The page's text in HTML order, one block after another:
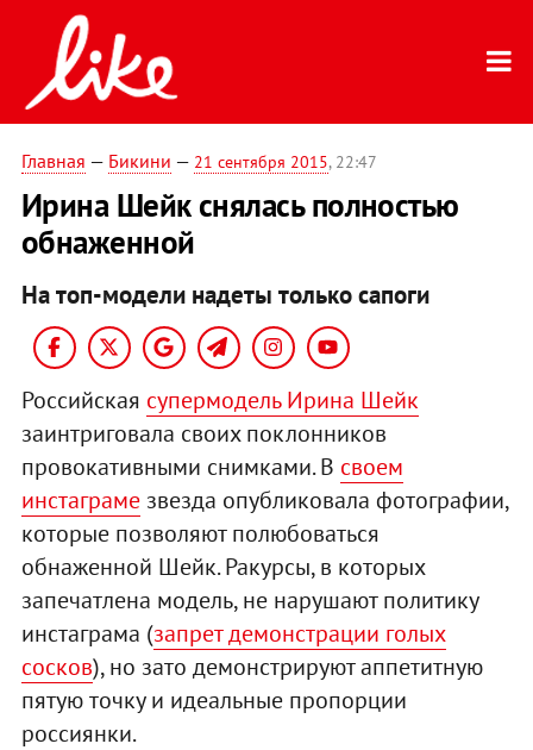
Главная — Бикини — 21 сентября 2015, 22:47
Ирина Шейк снялась полностью
обнаженной
На топ-модели надеты только сапоги
Российская супермодель Ирина Шейк
заинтриговала своих поклонников
провокативными снимками. В своем
инстаграмезвезда опубликовала фотографии,
которые позволяют полюбоваться
обнаженной Шейк. Ракурсы, в которых
запечатлена модель, не нарушают политику
инстаграма (запрет демонстрации голых
сосков), но зато демонстрируют аппетитную
пятую точку и идеальные пропорции
россиянки.